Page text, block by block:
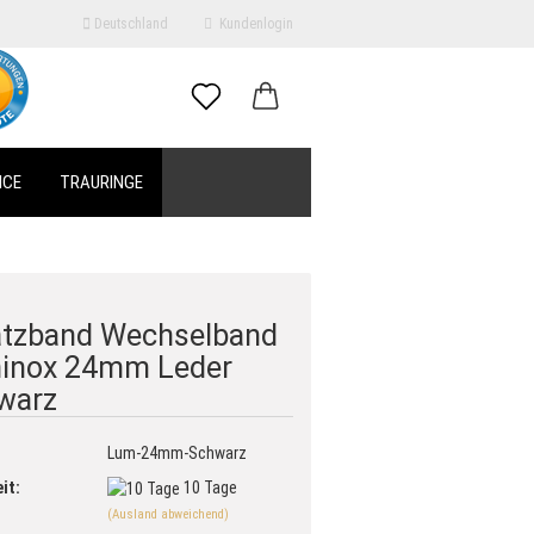
Deutschland Kundenlogin
vergessen?
TRAURINGE
Wechselband
24mm Leder
Lum-24mm-Schwarz
10 Tage
(Ausland abweichend)